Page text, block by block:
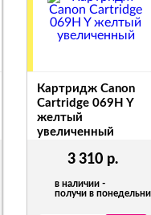
3 310 р.
в наличии -
получи в
Картридж Canon
Cartridge 069H Y
желтый
увеличенный